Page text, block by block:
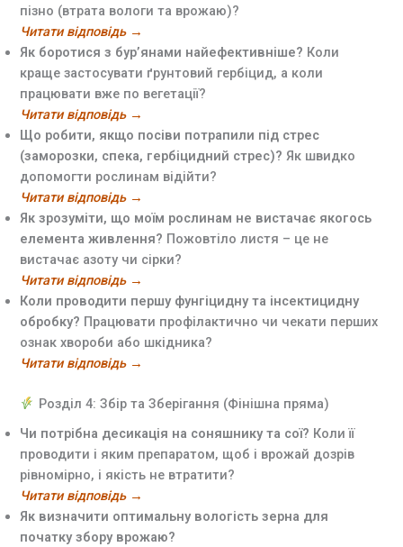
пізно (втрата вологи та врожаю)?
Читати відповідь →
Як боротися з бур’янами найефективніше? Коли
краще застосувати ґрунтовий гербіцид, а коли
працювати вже по вегетації?
Читати відповідь →
Що робити, якщо посіви потрапили під стрес
(заморозки, спека, гербіцидний стрес)? Як швидко
допомогти рослинам відійти?
Читати відповідь →
Як зрозуміти, що моїм рослинам не вистачає якогось
елемента живлення? Пожовтіло листя – це не
вистачає азоту чи сірки?
Читати відповідь →
Коли проводити першу фунгіцидну та інсектицидну
обробку? Працювати профілактично чи чекати перших
ознак хвороби або шкідника?
Читати відповідь →
Розділ 4: Збір та Зберігання (Фінішна пряма)
Чи потрібна десикація на соняшнику та сої? Коли її
проводити і яким препаратом, щоб і врожай дозрів
рівномірно, і якість не втратити?
Читати відповідь →
Як визначити оптимальну вологість зерна для
початку збору врожаю?